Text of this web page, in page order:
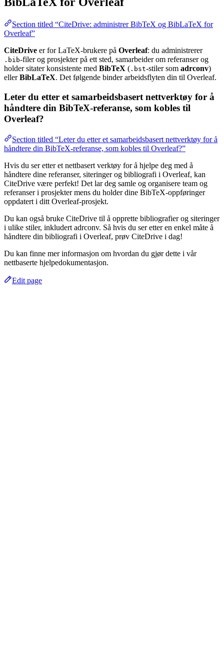
Section titled “CiteDrive: administrer BibTeX og BibLaTeX for
Overleaf”
CiteDrive er for LaTeX-brukere på Overleaf: du administrerer
.bib-filer og prosjekter på ett sted, samarbeider om referanser og
holder sitater konsistente med BibTeX ( .bst-stiler som adrconv)
ellerBibLaTeX. Det følgende binder arbeidsflyten din til Overleaf.
Leter du etter et samarbeidsbasert nettverktøy for å
håndtere din BibTeX-referanse, som kobles til
Overleaf?
Section titled “Leter du etter et samarbeidsbasert nettverktøy for å
håndtere din BibTeX-referanse, som kobles til Overleaf?”
Hvis du ser etter et nettbasert verktøy for å hjelpe deg med å
håndtere dine referanser, siteringer og bibliografi i Overleaf, kan
CiteDrive være perfekt! Det lar deg samle og organisere team og
referanser i prosjekter mens du holder dine BibTeX-oppføringer
oppdatert i ditt Overleaf-prosjekt.
Du kan også bruke CiteDrive til å opprette bibliografier og siteringer
i ulike stiler, inkludert adrconv. Så hvis du ser etter en enkel måte å
håndtere din bibliografi i Overleaf, prøv CiteDrive i dag!
Du kan finne mer informasjon om hvordan du gjør dette i vår
nettbaserte hjelpedokumentasjon.
Edit page